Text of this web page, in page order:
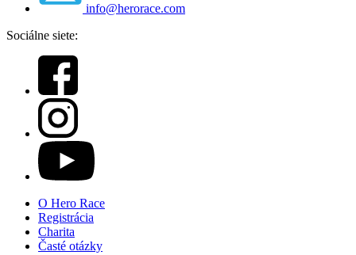
info@herorace.com
Sociálne siete:
O Hero Race
Registrácia
Charita
Časté otázky